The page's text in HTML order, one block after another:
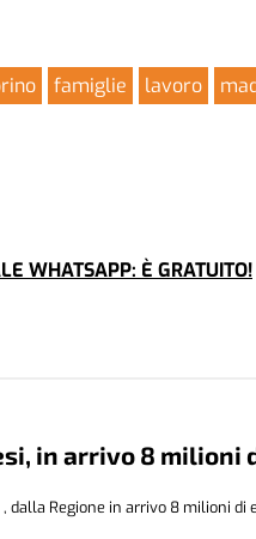
famiglie lavoro
WHATSAPP: È GRATUITO!
in arrivo 8 milioni
, dalla Regione in arrivo 8 milioni di